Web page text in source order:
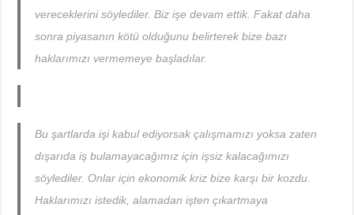
vereceklerini söylediler. Biz işe devam ettik. Fakat daha
sonra piyasanın kötü olduğunu belirterek bize bazı
haklarımızı vermemeye başladılar.
Bu şartlarda işi kabul ediyorsak çalışmamızı yoksa zaten
dışarıda iş bulamayacağımız için işsiz kalacağımızı
söylediler. Onlar için ekonomik kriz bize karşı bir kozdu.
Haklarımızı istedik, alamadan işten çıkartmaya